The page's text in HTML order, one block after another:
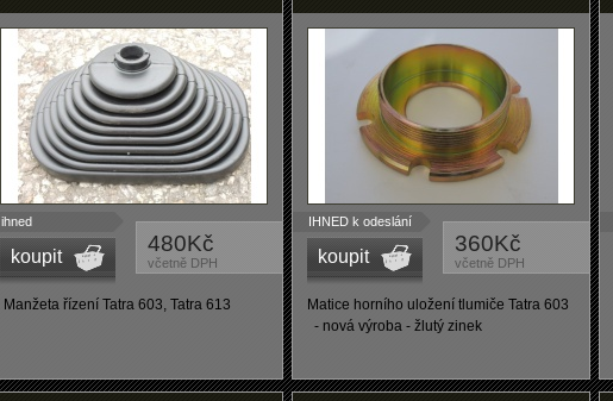
480Kč
včetně DPH
ihned
koupit
Manžeta řízení Tatra 603, Tatra 613
360Kč
včetně DPH
IHNED k odeslání
koupit
Matice horního uložení tlumiče Tatra 603
- nová výroba - žlutý zinek